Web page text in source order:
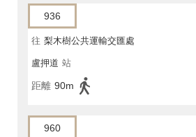
936
往 梨木樹公共運輸交匯處
盧押道 站
距離 90m
960